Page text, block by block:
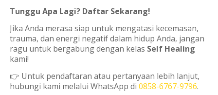
Tunggu Apa Lagi? Daftar Sekarang!
Jika Anda merasa siap untuk mengatasi kecemasan,
trauma, dan energi negatif dalam hidup Anda, jangan
ragu untuk bergabung dengan kelas Self Healing
kami!
👉 Untuk pendaftaran atau pertanyaan lebih lanjut,
hubungi kami melalui WhatsApp di 0858-6767-9796.